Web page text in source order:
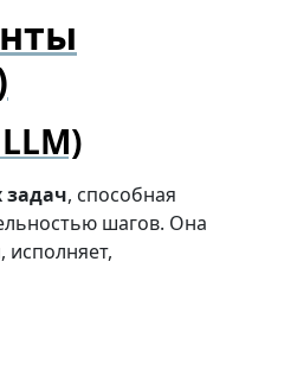
задач, способная
шагов. Она
исполняет,